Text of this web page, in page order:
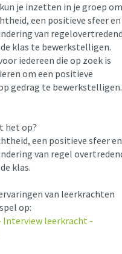
je inzetten in je groep
een positieve sfeer en
van
klas te bewerkstelligen.
iedereen die op zoek is
om een positieve
gedrag te bewerkstelligen.
het op?
een positieve sfeer en
van regel
klas.
van leerkrachten
op:
Interview leerkracht -